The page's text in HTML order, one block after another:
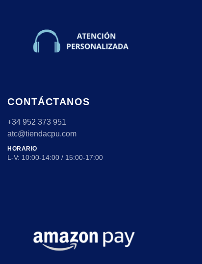
CONTÁCTANOS
+34 952 373 951
atc@tiendacpu.com
HORARIO
L-V: 10:00-14:00 / 15:00-17:00